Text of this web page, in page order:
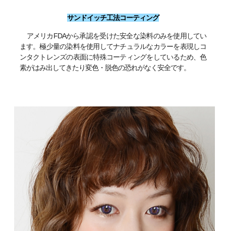
サンドイッチ工法コーティング
アメリカFDAから承認を受けた安全な染料のみを使用してい
ます。極少量の染料を使用してナチュラルなカラーを表現しコ
ンタクトレンズの表面に特殊コーティングをしているため、色
素がはみ出してきたり変色・脱色の恐れがなく安全です。